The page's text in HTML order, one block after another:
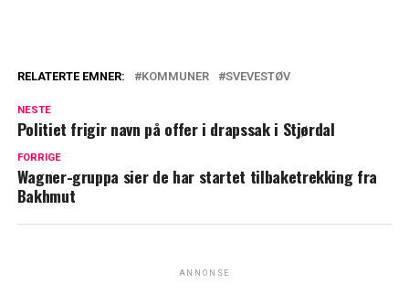
RELATERTE EMNER: KOMMUNER SVEVESTØV
NESTE
Politiet frigir navn på offer i drapssak i Stjørdal
FORRIGE
Wagner-gruppa sier de har startet tilbaketrekking fra
Bakhmut
ANNONSE